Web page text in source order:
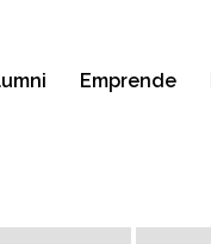
Emprende